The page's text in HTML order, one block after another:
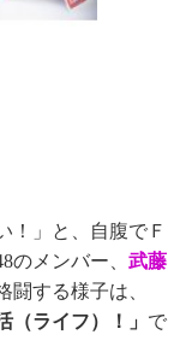
！」と、自腹でＦ
のメンバー、 武藤
闘する様子は、
（ライフ）！」 で